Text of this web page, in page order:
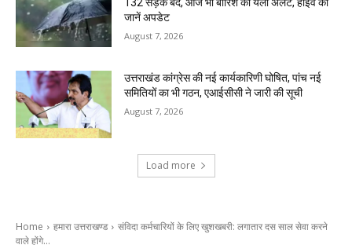
जानें अपडेट
August 7, 2026
उत्तराखंड कांग्रेस की नई कार्यकारिणी घोषित, पांच नई
समितियों का भी गठन, एआईसीसी ने जारी की सूची
August 7, 2026
Load more